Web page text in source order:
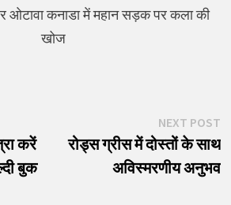
ओटावा कनाडा में महान सड़क पर कला की
खोज
करें
बुक
NEXT POST
रोड्स ग्रीस में दोस्तों के साथ
अविस्मरणीय अनुभव